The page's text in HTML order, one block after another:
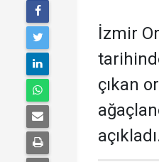
İzmir
çıkan